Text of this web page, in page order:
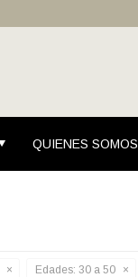
QUIENES SOMOS
Edades: 30 a 50